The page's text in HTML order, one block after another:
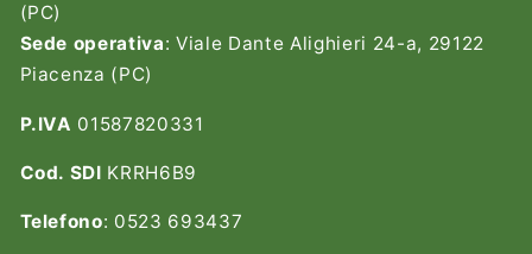
(PC)
Sede operativa: Viale Dante Alighieri 24-a, 29122
Piacenza (PC)
P.IVA 01587820331
Cod. SDI KRRH6B9
Telefono: 0523 693437